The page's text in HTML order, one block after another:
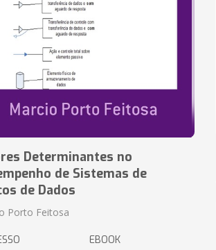
Determinantes no
de Sistemas de
de Dados
Porto Feitosa
EBOOK